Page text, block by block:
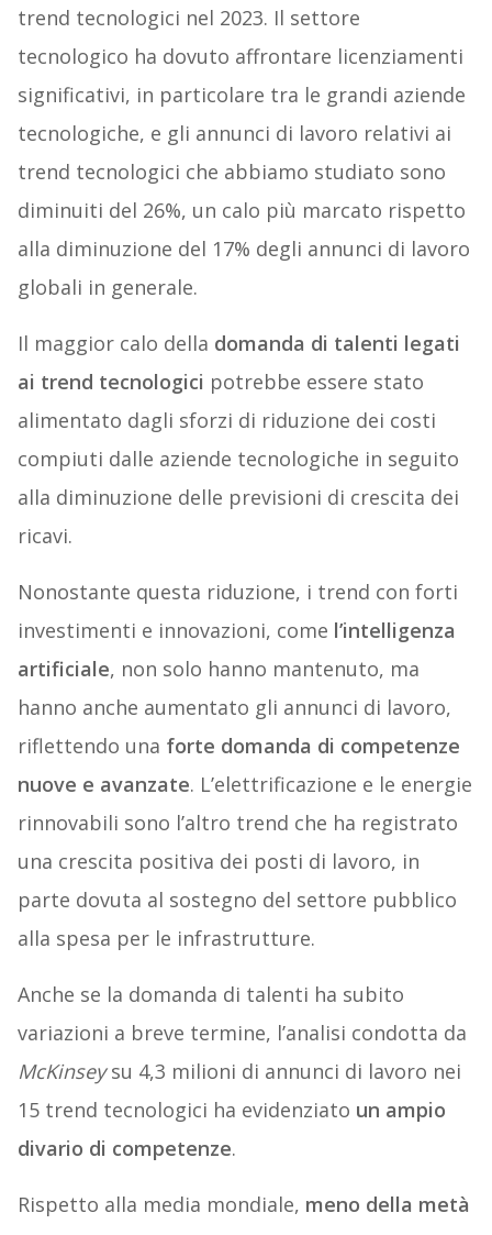
trend tecnologici nel 2023. Il settore
tecnologico ha dovuto affrontare licenziamenti
significativi, in particolare tra le grandi aziende
tecnologiche, e gli annunci di lavoro relativi ai
trend tecnologici che abbiamo studiato sono
diminuiti del 26%, un calo più marcato rispetto
alla diminuzione del 17% degli annunci di lavoro
globali in generale.
Il maggior calo della domanda di talenti legati
ai trend tecnologici potrebbe essere stato
alimentato dagli sforzi di riduzione dei costi
compiuti dalle aziende tecnologiche in seguito
alla diminuzione delle previsioni di crescita dei
ricavi.
Nonostante questa riduzione, i trend con forti
investimenti e innovazioni, come l’intelligenza
artificiale, non solo hanno mantenuto, ma
hanno anche aumentato gli annunci di lavoro,
riflettendo una forte domanda di competenze
nuove e avanzate. L’elettrificazione e le energie
rinnovabili sono l’altro trend che ha registrato
una crescita positiva dei posti di lavoro, in
parte dovuta al sostegno del settore pubblico
alla spesa per le infrastrutture.
Anche se la domanda di talenti ha subito
variazioni a breve termine, l’analisi condotta da
McKinseysu 4,3 milioni di annunci di lavoro nei
15 trend tecnologici ha evidenziato un ampio
divario di competenze.
Rispetto alla media mondiale, meno della metà